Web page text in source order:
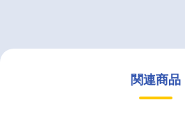
関連商品